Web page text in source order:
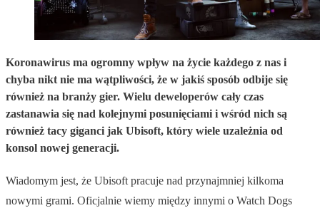
Koronawirus ma ogromny wpływ na życie każdego z nas i
chyba nikt nie ma wątpliwości, że w jakiś sposób odbije się
również na branży gier. Wielu deweloperów cały czas
zastanawia się nad kolejnymi posunięciami i wśród nich są
również tacy giganci jak Ubisoft, który wiele uzależnia od
konsol nowej generacji.
Wiadomym jest, że Ubisoft pracuje nad przynajmniej kilkoma
nowymi grami. Oficjalnie wiemy między innymi o Watch Dogs